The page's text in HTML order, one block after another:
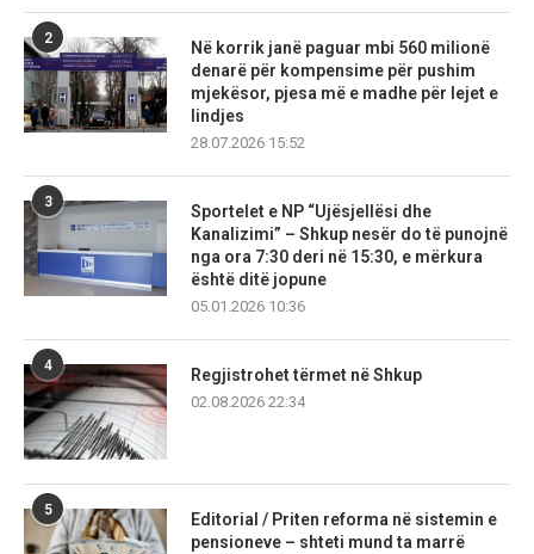
2
Në korrik janë paguar mbi 560 milionë
denarë për kompensime për pushim
mjekësor, pjesa më e madhe për lejet e
lindjes
28.07.2026 15:52
3
Sportelet e NP “Ujësjellësi dhe
Kanalizimi” – Shkup nesër do të punojnë
nga ora 7:30 deri në 15:30, e mërkura
është ditë jopune
05.01.2026 10:36
4
Regjistrohet tërmet në Shkup
02.08.2026 22:34
5
Editorial / Priten reforma në sistemin e
pensioneve – shteti mund ta marrë